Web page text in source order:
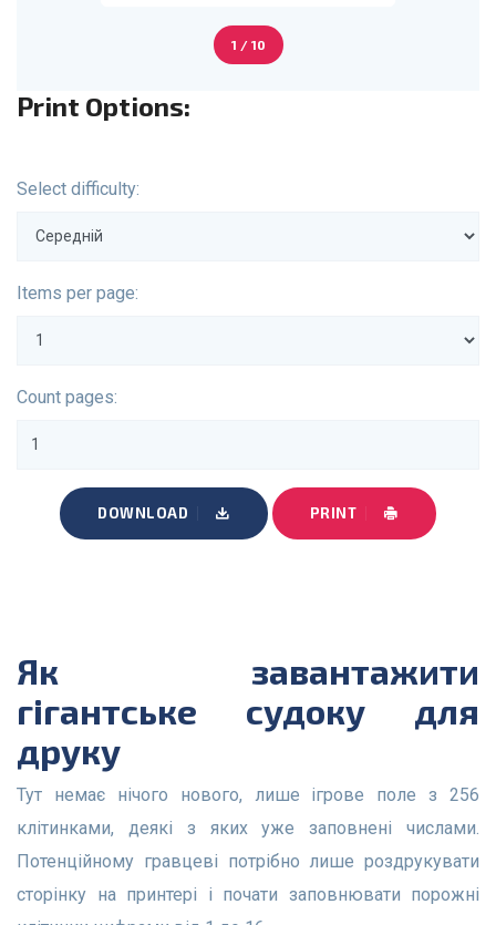
1 / 10
Print Options:
Select difficulty:
Items per page:
Count pages:
DOWNLOAD PRINT
Як завантажити
гігантське судоку для
друку
Тут немає нічого нового, лише ігрове поле з 256
клітинками, деякі з яких уже заповнені числами.
Потенційному гравцеві потрібно лише роздрукувати
сторінку на принтері і почати заповнювати порожні